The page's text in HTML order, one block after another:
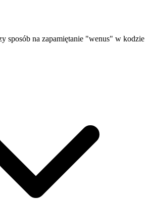
sposób na zapamiętanie "wenus" w kodzie